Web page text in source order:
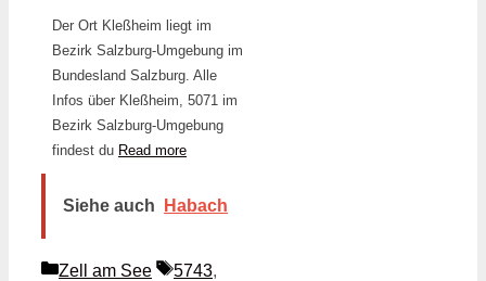
Der Ort Kleßheim liegt im
Bezirk Salzburg-Umgebung im
Bundesland Salzburg. Alle
Infos über Kleßheim, 5071 im
Bezirk Salzburg-Umgebung
findest du Read more
Siehe auch Habach
Kategorien
Zell am See Schlagwörter
5743,